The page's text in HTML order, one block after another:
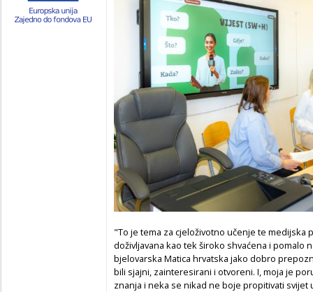
"To je tema za cjeloživotno učenje te
doživljavana kao tek široko shvaćena i pomalo
bjelovarska Matica hrvatska jako dobro
bili sjajni, zainteresirani i otvoreni. I, moja je
znanja i neka se nikad ne boje propitivati svijet